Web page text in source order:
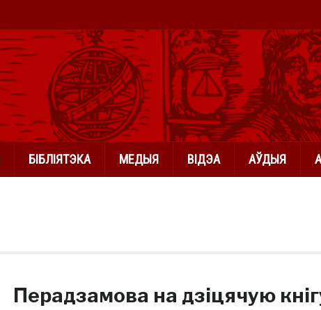
БІБЛІЯТЭКА МЕДЫЯ ВІДЭА АЎДЫЯ
Перадзамова на дзіцячую